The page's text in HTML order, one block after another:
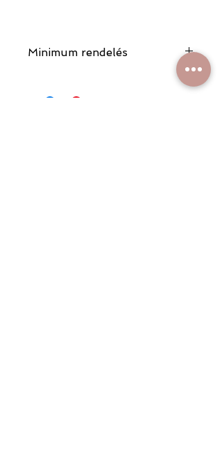
Minimum rendelés
A minimum rendelési összeg 17 000